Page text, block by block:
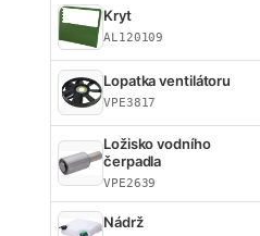
Kryt
AL120109
Lopatka ventilátoru
VPE3817
Ložisko vodního
čerpadla
VPE2639
Nádrž